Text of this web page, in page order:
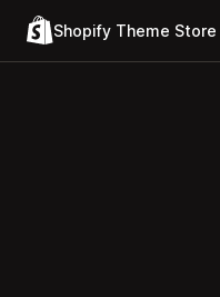
Shopify Theme Store